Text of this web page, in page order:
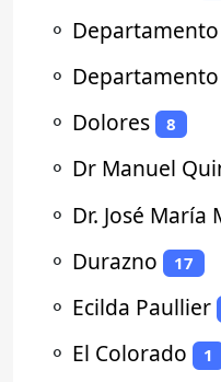
⚬
⚬
⚬ Dolores 8
⚬ Dr Manuel
⚬ Dr. José
⚬ Durazno 17
⚬ Ecilda Paullier
⚬ El Colorado 1